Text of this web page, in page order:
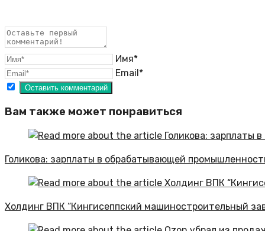
Имя*
Email*
Вам также может понравиться
Голикова: зарплаты в обрабатывающей
Холдинг ВПК “Кингисеппский машиностроительный